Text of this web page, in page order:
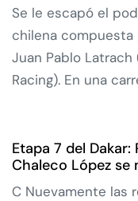
Se le escapó el
chilena compuesta
Juan Pablo Latrach
Racing). En una
Etapa 7 del Dakar:
Chaleco López se
C Nuevamente las